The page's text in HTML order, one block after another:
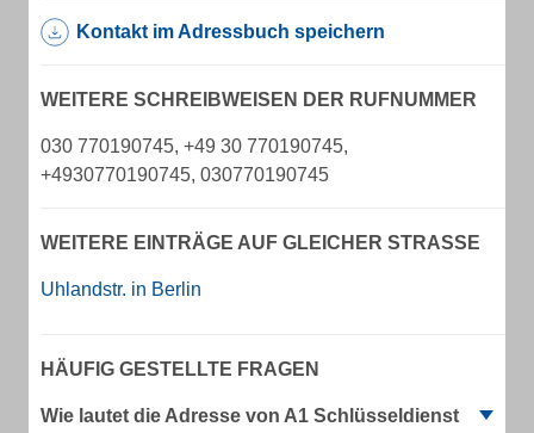
Kontakt im Adressbuch speichern
WEITERE SCHREIBWEISEN DER RUFNUMMER
030 770190745, +49 30 770190745,
+4930770190745, 030770190745
WEITERE EINTRÄGE AUF GLEICHER STRASSE
Uhlandstr. in Berlin
HÄUFIG GESTELLTE FRAGEN
Wie lautet die Adresse von A1 Schlüsseldienst